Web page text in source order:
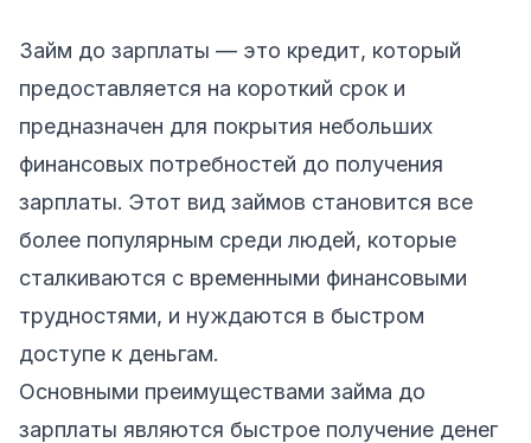
Займ до зарплаты — это кредит, который
предоставляется на короткий срок и
предназначен для покрытия небольших
финансовых потребностей до получения
зарплаты. Этот вид займов становится все
более популярным среди людей, которые
сталкиваются с временными финансовыми
трудностями, и нуждаются в быстром
доступе к деньгам.
Основными преимуществами займа до
зарплаты являются быстрое получение денег